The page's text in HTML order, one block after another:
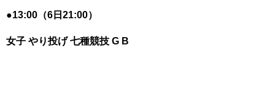
●13:00（6日21:00）
女子 やり投げ 七種競技 G B